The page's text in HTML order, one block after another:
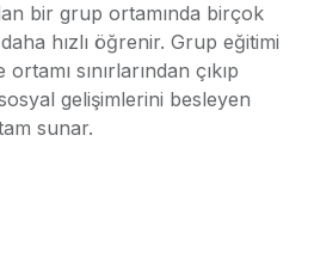
bir grup ortamında birçok
hızlı öğrenir. Grup eğitimi
sınırlarından çıkıp
gelişimlerini besleyen
sunar.